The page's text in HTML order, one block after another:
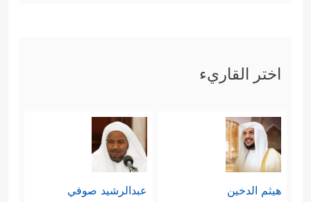
اختر القاريء
هيثم الدخين عبدالرشيد صوفي